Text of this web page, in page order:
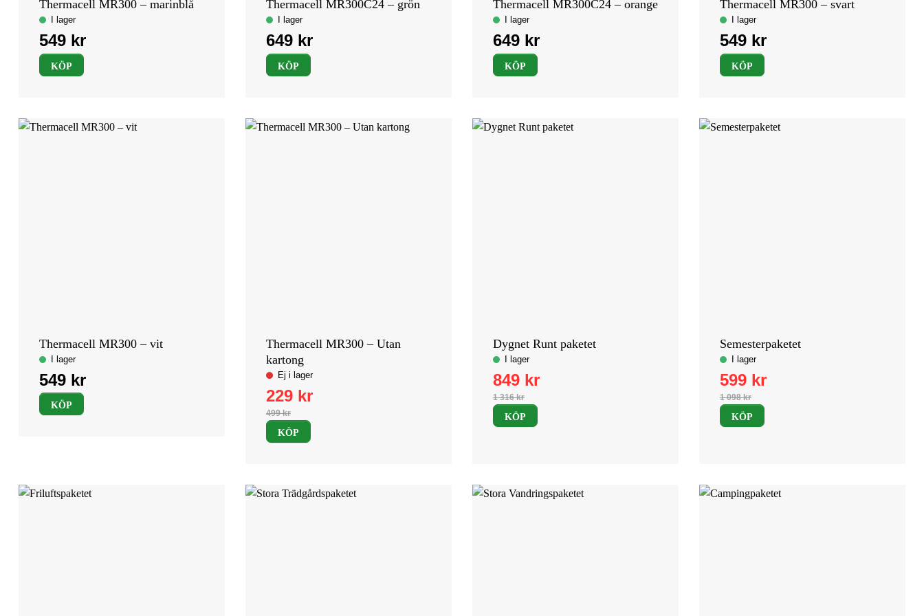
Thermacell MR300 – marinblå
KÖP
Thermacell MR300C24 – grön
KÖP
Thermacell MR300C24 – orange
KÖP
Thermacell MR300 – svart
KÖP
Thermacell MR300 – vit
KÖP
Thermacell MR300 – Utan
kartong
KÖP
Dygnet Runt paketet
KÖP
Semesterpaketet
KÖP